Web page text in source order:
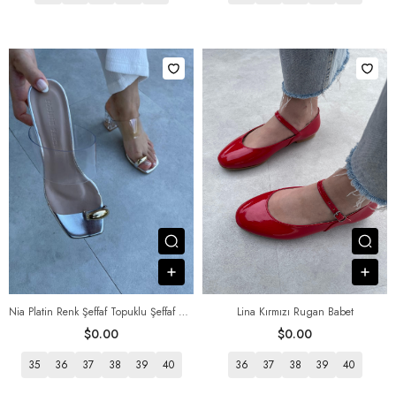
Nia Platin Renk Şeffaf Topuklu Şeffaf Bantlı Terlik
$0.00
Посмотреть товар
В корзину
35 36 37 38 39 40
Lina Kırmızı Rugan Babet
$0.00
36 37 38 39 40